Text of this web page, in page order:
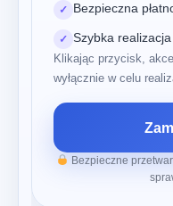
✓ Bezpieczna
✓ Szybka
Klikając przycisk,
wyłącznie w celu
Bezpieczne